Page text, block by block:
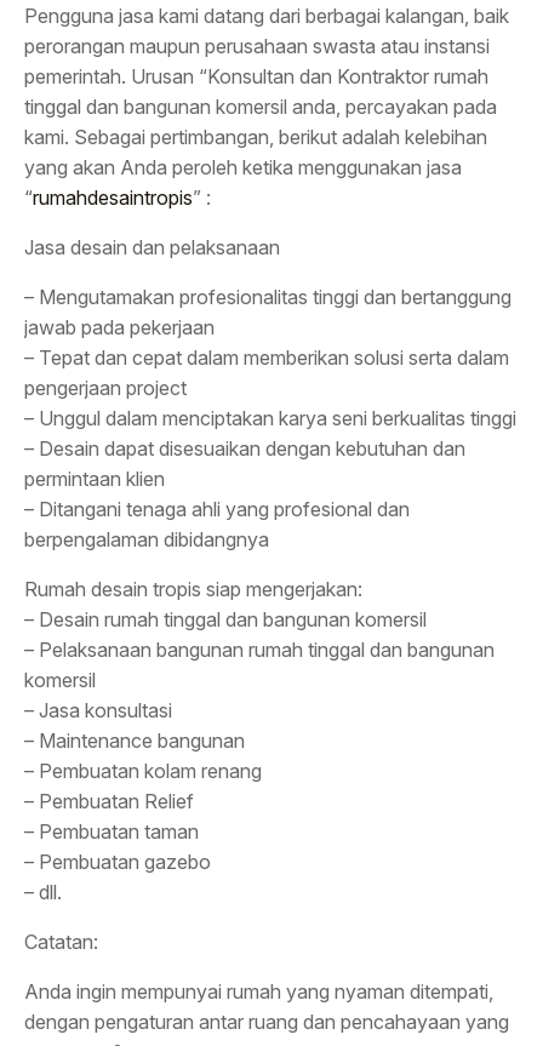
Pengguna jasa kami datang dari berbagai kalangan, baik
perorangan maupun perusahaan swasta atau instansi
pemerintah. Urusan “Konsultan dan Kontraktor rumah
tinggal dan bangunan komersil anda, percayakan pada
kami. Sebagai pertimbangan, berikut adalah kelebihan
yang akan Anda peroleh ketika menggunakan jasa
“rumahdesaintropis” :
Jasa desain dan pelaksanaan
– Mengutamakan profesionalitas tinggi dan bertanggung
jawab pada pekerjaan
– Tepat dan cepat dalam memberikan solusi serta dalam
pengerjaan project
– Unggul dalam menciptakan karya seni berkualitas tinggi
– Desain dapat disesuaikan dengan kebutuhan dan
permintaan klien
– Ditangani tenaga ahli yang profesional dan
berpengalaman dibidangnya
Rumah desain tropis siap mengerjakan:
– Desain rumah tinggal dan bangunan komersil
– Pelaksanaan bangunan rumah tinggal dan bangunan
komersil
– Jasa konsultasi
– Maintenance bangunan
– Pembuatan kolam renang
– Pembuatan Relief
– Pembuatan taman
– Pembuatan gazebo
– dll.
Catatan:
Anda ingin mempunyai rumah yang nyaman ditempati,
dengan pengaturan antar ruang dan pencahayaan yang